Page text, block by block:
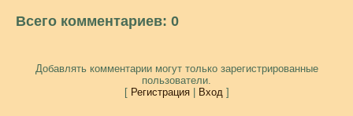
Всего комментариев: 0
Добавлять комментарии могут только зарегистрированные
пользователи.
[ Регистрация| Вход]